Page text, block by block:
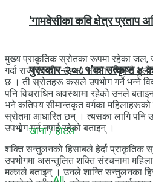
‘गामवेसीका कवि क्षेत्र प्रताप
पुरस्कार-२०८१’का उत्कृष्ट ४
खाना / होटल
मुख्य प्राकृतिक स्रोतका रूपमा रहेका
गर्दा राज्यका तीन तहका सरकार बिच नै
छ । ती स्रोतहरू कसले उपभोग गर्ने भन्ने
पनि विचराधिन अवस्थामा रहेको उनले
भने कतिपय सीमान्तकृत वर्गका महिलाहरूको
स्रोतमा आधारित छन् । त्यसका लागि पनि
उपभोग गर्न नपाई रहेको बताइन् ।
शक्ति सन्तुलनको हिसाबले हेर्दा प्राकृतिक
उपभोगमा असन्तुलित शक्ति संरचनामा
मल्लले बताइन् । उनले शान्ति सन्तुलनका